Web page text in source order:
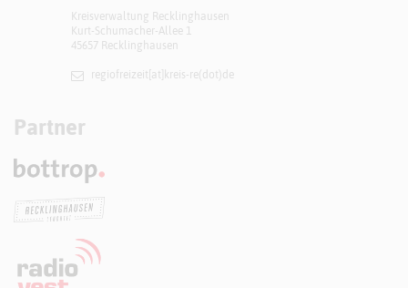
Kreisverwaltung Recklinghausen
Kurt-Schumacher-Allee 1
45657 Recklinghausen
regiofreizeit[at]​kreis-re(dot)de
Partner